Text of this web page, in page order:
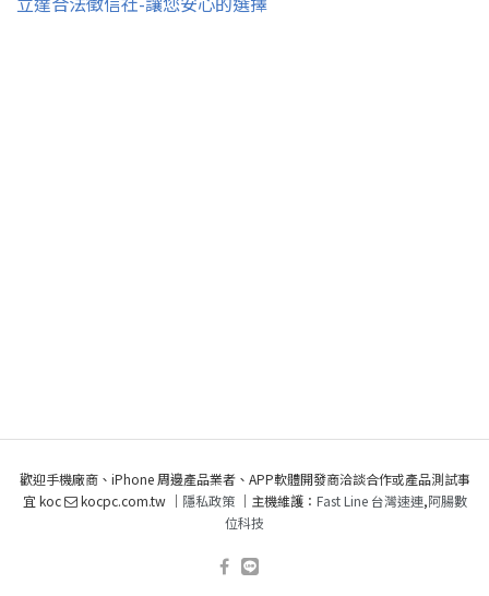
歡迎手機廠商、iPhone 周邊產品業者、APP軟體開發商洽談合作或產品測試事
宜 koc
kocpc.com.tw ｜ 隱私政策｜主機維護： Fast Line 台灣速連,阿腸數
位科技